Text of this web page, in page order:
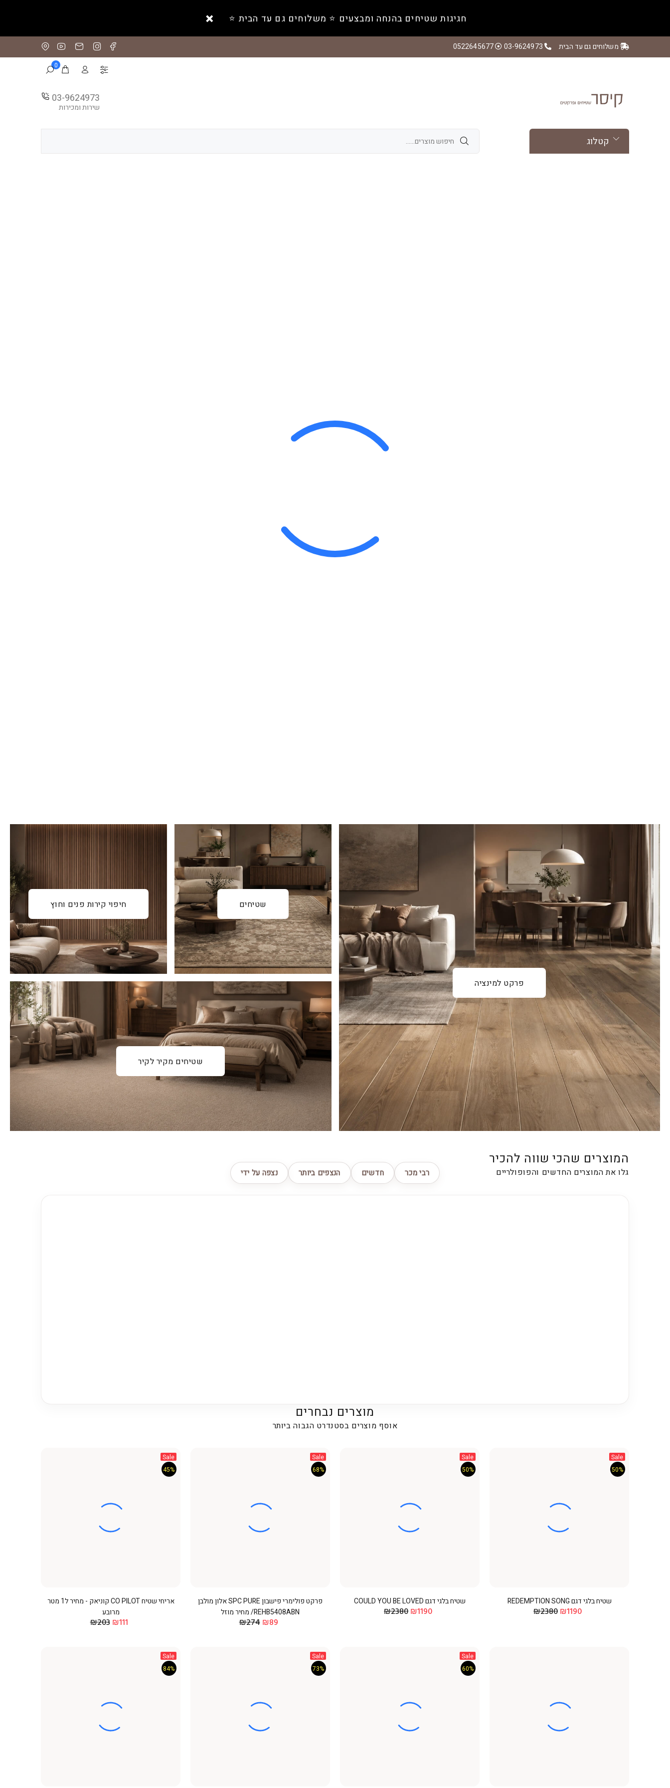
חגיגות שטיחים בהנחה ומבצעים ⭐️ משלוחים גם עד הבית ⭐️
משלוחים גם עד הבית 03-9624973
0522645677
0
03-9624973
שירות ומכירות
קטלוג
פרקט למינציה
שטיחים חיפוי קירות פנים וחוץ
שטיחים מקיר לקיר
המוצרים שהכי שווה להכיר
גלו את המוצרים החדשים והפופולריים רבי מכר חדשים הנצפים ביותר נצפה על ידי
מוצרים נבחרים
אוסף מוצרים בסטנדרט הגבוה ביותר
50%
Sale
שטיח בלגי דגם REDEMPTION SONG
₪1190
₪2380
50%
Sale
שטיח בלגי דגם COULD YOU BE LOVED
₪1190
₪2380
68%
Sale
פרקט פולימרי פישבון SPC PURE אלון מולבן
REHB5408ABN/ מחיר מוזל
₪89
₪274
45%
Sale
אריחי שטיח CO PILOT קוניאק - מחיר ל1 מטר
מרובע
₪111
₪203
60%
Sale
73%
Sale
84%
Sale